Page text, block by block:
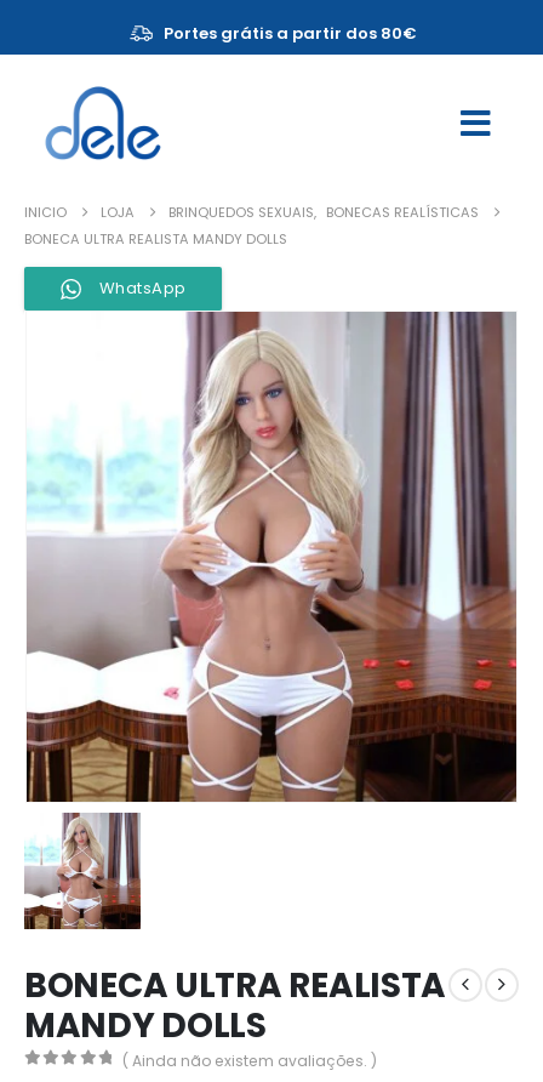
Portes grátis a partir dos 80€
INICIO LOJA BRINQUEDOS SEXUAIS, BONECAS REALÍSTICAS
BONECA ULTRA REALISTA MANDY DOLLS
WhatsApp
BONECA ULTRA REALISTA
MANDY DOLLS
( Ainda não existem avaliações. )